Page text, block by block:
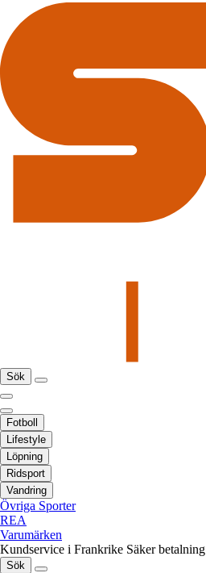
Sök
Fotboll
Lifestyle
Löpning
Ridsport
Vandring
Övriga Sporter
REA
Varumärken
Kundservice i Frankrike Säker betalning
Sök